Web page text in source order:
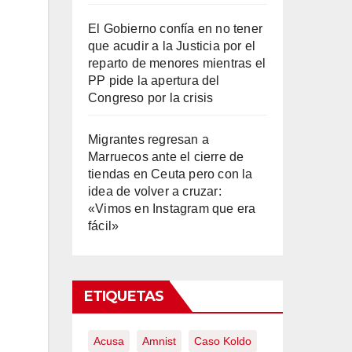
El Gobierno confía en no tener
que acudir a la Justicia por el
reparto de menores mientras el
PP pide la apertura del
Congreso por la crisis
Migrantes regresan a
Marruecos ante el cierre de
tiendas en Ceuta pero con la
idea de volver a cruzar:
«Vimos en Instagram que era
fácil»
ETIQUETAS
Acusa Amnist Caso Koldo